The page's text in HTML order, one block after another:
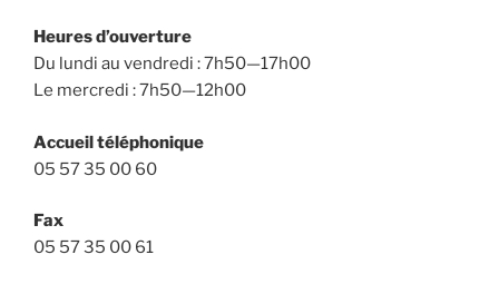
Heures d’ouverture
Du lundi au vendredi : 7h50—17h00
Le mercredi : 7h50—12h00
Accueil téléphonique
05 57 35 00 60
Fax
05 57 35 00 61